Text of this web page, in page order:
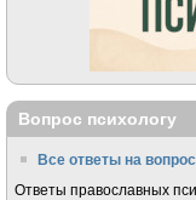
Вопрос психологу
Все ответы на
Ответы православных